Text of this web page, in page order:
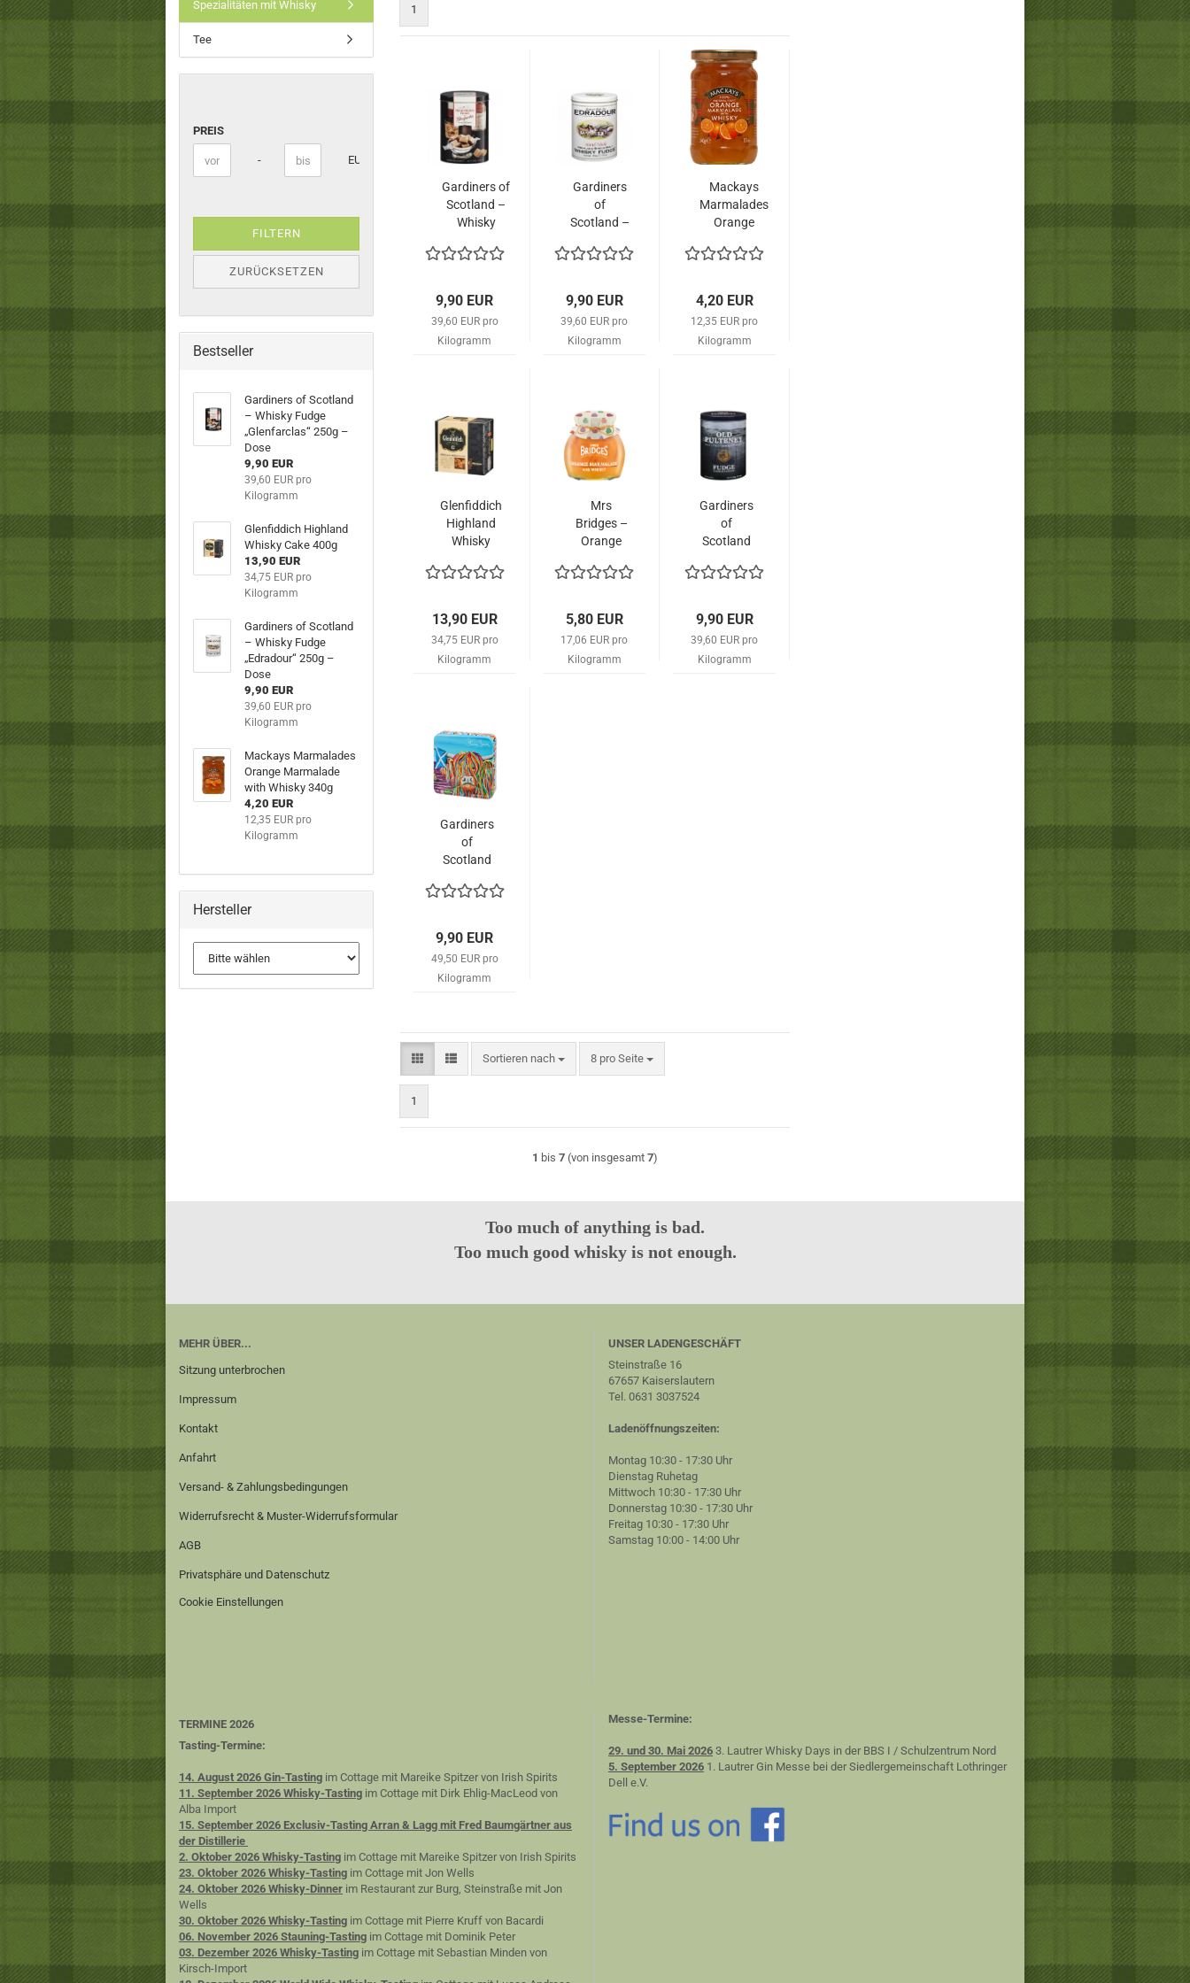
1
Gardiners of
Scotland –
Whisky
„Glenfarclas“
9,90 EUR
39,60 EUR pro
Kilogramm
Gardiners
of
Scotland –
Fudge
250g –
9,90 EUR
39,60 EUR pro
Kilogramm
Mackays
Marmalades
Orange
with Whisky
4,20 EUR
12,35 EUR pro
Kilogramm
Glenfiddich
Highland
Whisky
13,90 EUR
34,75 EUR pro
Kilogramm
Mrs
Bridges –
Orange
with
340g
5,80 EUR
17,06 EUR pro
Kilogramm
Gardiners
of
Scotland
Fudge
Pulteney“
Dose
9,90 EUR
39,60 EUR pro
Kilogramm
Gardiners
of
Scotland
„Hamish
Malt
Fudge
200g –
9,90 EUR
49,50 EUR pro
Kilogramm
Sortieren nach
Sortieren nach 8 pro Seite
pro Seite
1
1 bis 7 (von insgesamt 7)
Spezialitäten mit Whisky
Tee
PREIS
Preis bis - EUR
FILTERN
ZURÜCKSETZEN
Bestseller
Gardiners of Scotland
– Whisky Fudge
„Glenfarclas“ 250g –
Dose
9,90 EUR
39,60 EUR pro
Kilogramm
Glenfiddich Highland
Whisky Cake 400g
13,90 EUR
34,75 EUR pro
Kilogramm
Gardiners of Scotland
– Whisky Fudge
„Edradour“ 250g –
Dose
9,90 EUR
39,60 EUR pro
Kilogramm
Mackays Marmalades
Orange Marmalade
with Whisky 340g
4,20 EUR
12,35 EUR pro
Kilogramm
Hersteller
Too much of anything is bad.
Too much good whisky is not enough.
MEHR ÜBER...
Sitzung unterbrochen
Impressum
Kontakt
Anfahrt
Versand- & Zahlungsbedingungen
Widerrufsrecht & Muster-Widerrufsformular
AGB
Privatsphäre und Datenschutz
Cookie Einstellungen
UNSER LADENGESCHÄFT
Steinstraße 16
67657 Kaiserslautern
Tel. 0631 3037524
Ladenöffnungszeiten:
Montag 10:30 - 17:30 Uhr
Dienstag Ruhetag
Mittwoch 10:30 - 17:30 Uhr
Donnerstag 10:30 - 17:30 Uhr
Freitag 10:30 - 17:30 Uhr
Samstag 10:00 - 14:00 Uhr
TERMINE 2026
Tasting-Termine:
14. August 2026 Gin-Tasting im Cottage mit Mareike Spitzer von Irish Spirits
11. September 2026 Whisky-Tasting im Cottage mit Dirk Ehlig-MacLeod von
Alba Import
15. September 2026 Exclusiv-Tasting Arran & Lagg mit Fred Baumgärtner aus
der Distillerie
2. Oktober 2026 Whisky-Tasting im Cottage mit Mareike Spitzer von Irish Spirits
23. Oktober 2026 Whisky-Tasting im Cottage mit Jon Wells
24. Oktober 2026 Whisky-Dinner im Restaurant zur Burg, Steinstraße mit Jon
Wells
30. Oktober 2026 Whisky-Tasting im Cottage mit Pierre Kruff von Bacardi
06. November 2026 Stauning-Tasting im Cottage mit Dominik Peter
03. Dezember 2026 Whisky-Tasting im Cottage mit Sebastian Minden von
Kirsch-Import
Messe-Termine:
29. und 30. Mai 2026 3. Lautrer Whisky Days in der BBS I / Schulzentrum Nord
5. September 2026 1. Lautrer Gin Messe bei der Siedlergemeinschaft Lothringer
Dell e.V.